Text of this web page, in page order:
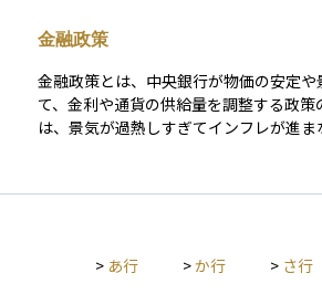
Mが1兆円であれば、そのファンドには投
が集まっていることを意味します。一般
ンドほど売買の流動性が高く、経費率（
スト）も低く抑えられる傾向にありま
のAUMがあるファンドは、繰上償還のリ
場合は、そのファンドが短期的な人気に
があり、反対に急激に減少している場合
金融政策
金融政策とは、中央銀行が物価の安定や
て、金利や通貨の供給量を調整する政策のこと
は、景気が過熱しすぎてインフレが進
融政策の手段には、以下のようなものがありま
を売買することで、市場の資金量を調整
> あ行 >か行 > さ行